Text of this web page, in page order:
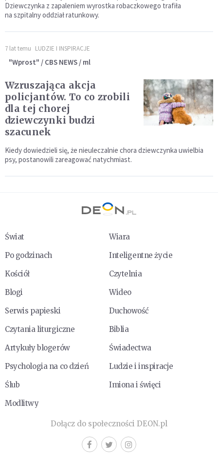
Dziewczynka z zapaleniem wyrostka robaczkowego trafiła
na szpitalny oddział ratunkowy.
7 lat temu LUDZIE I INSPIRACJE
"Wprost" / CBS NEWS / ml
Wzruszająca akcja
policjantów. To co zrobili
dla tej chorej
dziewczynki budzi
szacunek
Kiedy dowiedzieli się, że nieuleczalnie chora dziewczynka uwielbia
psy, postanowili zareagować natychmiast.
Świat
Wiara
Po godzinach
Inteligentne życie
Kościół
Czytelnia
Blogi
Wideo
Serwis papieski
Duchowość
Czytania liturgiczne
Biblia
Artykuły blogerów
Świadectwa
Psychologia na co dzień
Ludzie i inspiracje
Ślub
Imiona i święci
Modlitwy
Dołącz do społeczności DEON.pl